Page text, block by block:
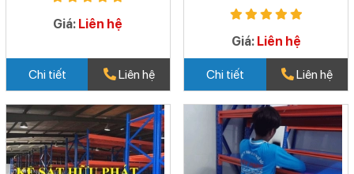
Giá: Liên hệ
Chi tiết Liên hệ
Giá: Liên hệ
Chi tiết Liên hệ